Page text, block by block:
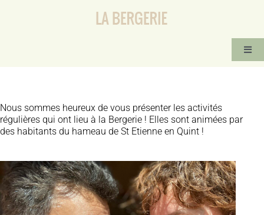
STAGES ET ÉVÈNEMENTS
TANGO ARGENTIN
INFOS PRATIQUES
Nous sommes heureux de vous présenter les activités
régulières qui ont lieu à la Bergerie ! Elles sont animées par
des habitants du hameau de St Etienne en Quint !